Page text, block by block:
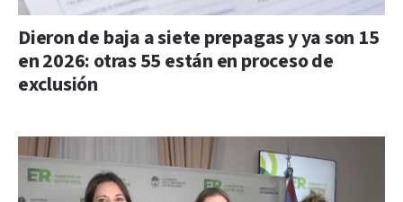
Dieron de baja a siete prepagas y ya son 15
en 2026: otras 55 están en proceso de
exclusión